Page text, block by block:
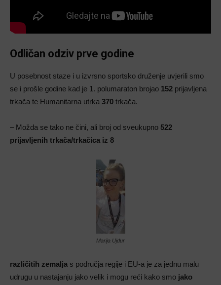
Odličan odziv prve godine
U posebnost staze i u izvrsno sportsko druženje uvjerili smo
se i prošle godine kad je 1. polumaraton brojao 152 prijavljena
trkača te Humanitarna utrka 370 trkača.
– Možda se tako ne čini, ali broj od sveukupno 522
prijavljenih trkača/trkačica iz 8
Marija Ujdur
različitih zemalja s područja regije i EU-a je za jednu malu
udrugu u nastajanju jako velik i mogu reći kako smo jako